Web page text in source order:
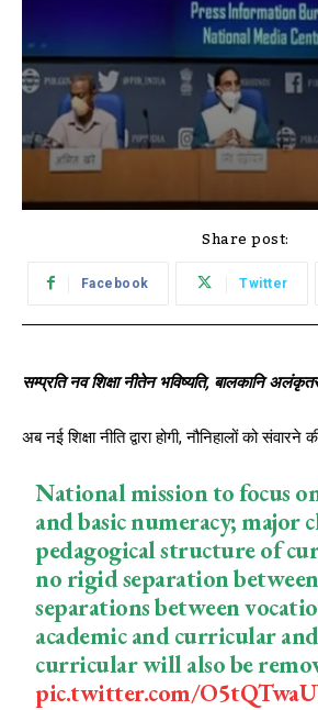
Share post:
Facebook Twitter
सम्प्रति नव शिक्षा नीतेन भविष्यति, बालकानि
अब नई शिक्षा नीति द्वारा होगी, नौनिहालों को संवारने
National mission to focus
and basic numeracy; major
pedagogical structure of
no rigid separation
separations between
academic and curricular
curricular will also be
pic.twitter.com/